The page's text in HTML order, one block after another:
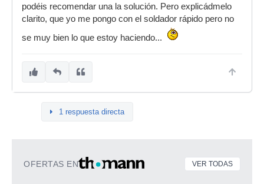
podéis recomendar una la solución. Pero explicádmelo
clarito, que yo me pongo con el soldador rápido pero no
se muy bien lo que estoy haciendo...
1 respuesta directa
OFERTAS EN VER TODAS